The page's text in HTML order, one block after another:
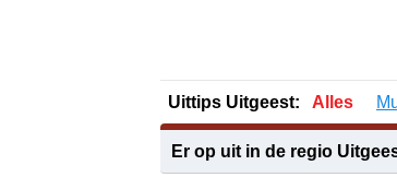
Uittips Uitgeest: Alles
Er op uit in de regio